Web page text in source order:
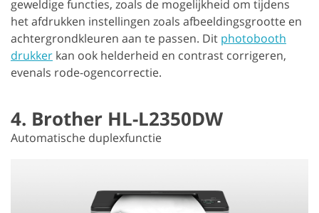
geweldige functies, zoals de mogelijkheid om tijdens
het afdrukken instellingen zoals afbeeldingsgrootte en
achtergrondkleuren aan te passen. Dit photobooth
drukker kan ook helderheid en contrast corrigeren,
evenals rode-ogencorrectie.
4. Brother HL-L2350DW
Automatische duplexfunctie